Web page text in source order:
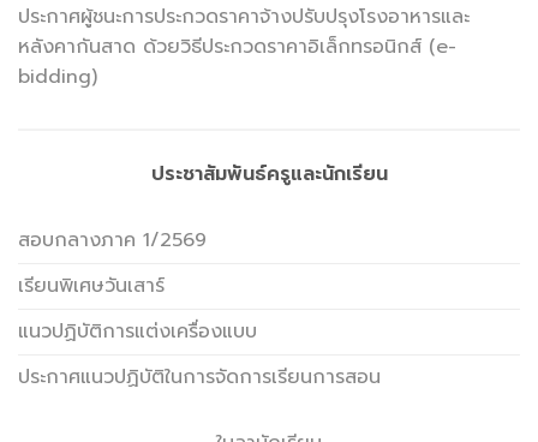
ประกาศผู้ชนะการประกวดราคาจ้างปรับปรุงโรงอาหารและ
หลังคากันสาด ด้วยวิธีประกวดราคาอิเล็กทรอนิกส์ (e-
bidding)
ประชาสัมพันธ์ครูและนักเรียน
สอบกลางภาค 1/2569
เรียนพิเศษวันเสาร์
แนวปฏิบัติการแต่งเครื่องแบบ
ประกาศแนวปฏิบัติในการจัดการเรียนการสอน